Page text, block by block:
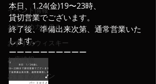
イベント情報
おすすめカクテル
おすすめウィスキー
お店情報
おすすめワイン
本日、1.24(金)19〜23時、
貸切営業でございます。
終了後、準備出来次第、通常営業いた
します。
ーーーーーーーーーー